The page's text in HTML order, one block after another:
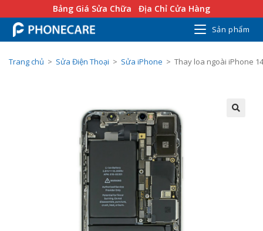
Bảng Giá Sửa Chữa Địa Chỉ Cửa Hàng
Sản phẩm
Trang chủ > Sửa Điện Thoại > Sửa iPhone > Thay loa ngoài iPhone